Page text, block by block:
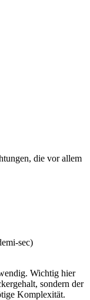
die vor allem
sec)
Wichtig hier
sondern der
Komplexität.